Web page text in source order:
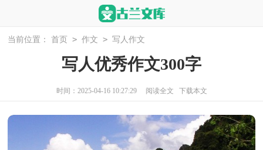
当前位置： 首页 > 作文 > 写人作文
写人优秀作文300字
时间：2025-04-16 10:27:29 阅读全文 下载本文